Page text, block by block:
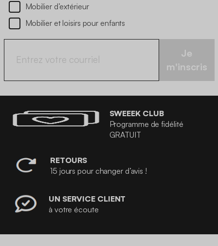
Mobilier d’extérieur
Mobilier et loisirs pour enfants
Je
m'inscris
SWEEEK CLUB
Programme de fidélité
GRATUIT
RETOURS
15 jours pour changer d’avis !
UN SERVICE CLIENT
à votre écoute